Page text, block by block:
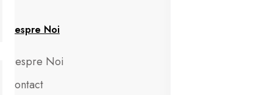
Despre Noi
Despre Noi
Contact